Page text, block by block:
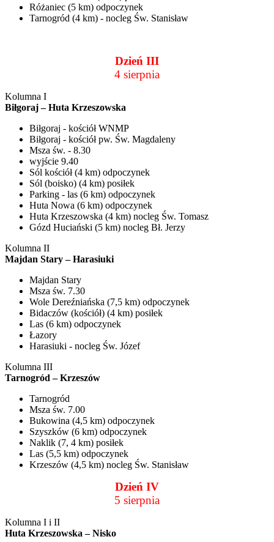
Różaniec (5 km) odpoczynek
Tarnogród (4 km) - nocleg Św. Stanisław
Dzień III
4 sierpnia
Kolumna I
Biłgoraj – Huta Krzeszowska
Biłgoraj - kościół WNMP
Biłgoraj - kościół pw. Św. Magdaleny
Msza św. - 8.30
wyjście 9.40
Sól kościół (4 km) odpoczynek
Sól (boisko) (4 km) posiłek
Parking - las (6 km) odpoczynek
Huta Nowa (6 km) odpoczynek
Huta Krzeszowska (4 km) nocleg Św. Tomasz
Gózd Huciański (5 km) nocleg Bł. Jerzy
Kolumna II
Majdan Stary – Harasiuki
Majdan Stary
Msza św. 7.30
Wole Dereźniańska (7,5 km) odpoczynek
Bidaczów (kościół) (4 km) posiłek
Las (6 km) odpoczynek
Łazory
Harasiuki - nocleg Św. Józef
Kolumna III
Tarnogród – Krzeszów
Tarnogród
Msza św. 7.00
Bukowina (4,5 km) odpoczynek
Szyszków (6 km) odpoczynek
Naklik (7, 4 km) posiłek
Las (5,5 km) odpoczynek
Krzeszów (4,5 km) nocleg Św. Stanisław
Dzień IV
5 sierpnia
Kolumna I i II
Huta Krzeszowska – Nisko